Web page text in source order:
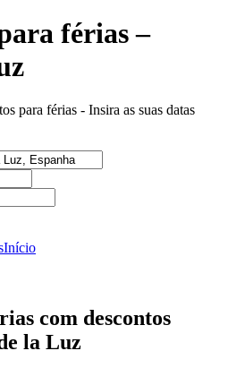
férias –
para férias - Insira as suas datas
Início
com descontos
la Luz